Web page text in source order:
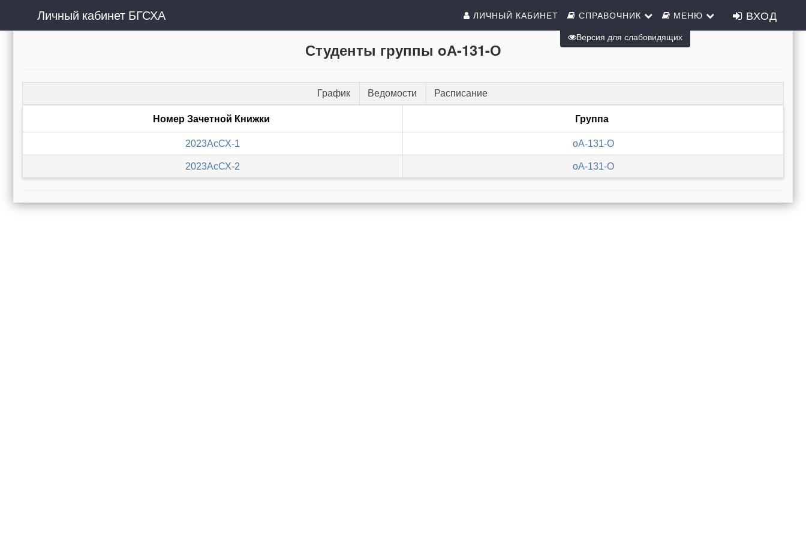
Личный кабинет БГСХА ЛИЧНЫЙ КАБИНЕТ СПРАВОЧНИК МЕНЮ ВХОД
Студенты группы oА-131-О
График Ведомости Расписание
Номер Зачетной Книжки Группа
2023АсСХ-1 oА-131-О
2023АсСХ-2 oА-131-О
Версия для слабовидящих